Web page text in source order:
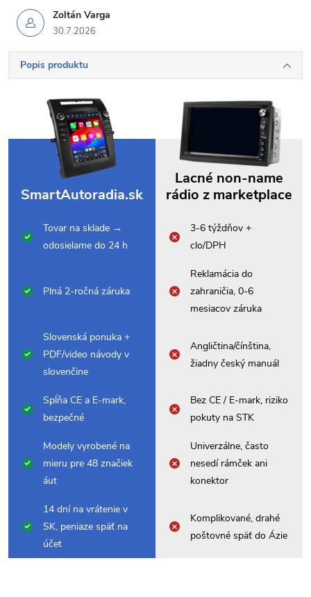
Zoltán Varga
30.7.2026
Popis produktu
SmartAutoradia.sk
Lacné non-name
rádio z marketplace
Tovar na sklade →
odosielame do 24 h
3-6 týždňov +
clo/DPH
Plná 2-ročná záruka
Reklamácia do
zahraničia, 0-6
mesiacov záruka
Slovenská ponuka +
PDF/video návody v
slovenčine
Angličtina/čínština,
žiadny český manuál
Spĺňa CE a E-mark,
bezpečné
Bez CE / E-mark, riziko
pokuty na STK
Modely vyrobené na
mieru pre 48 značiek
áut
Univerzálne, často
nesedí rámček ani
konektor
14 dní na vrátenie v
SK, peniaze späť na
účet
Komplikované, drahé
poštovné späť do Ázie